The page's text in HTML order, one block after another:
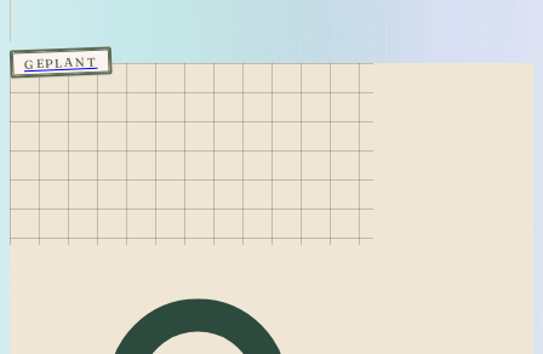
GEPLANT